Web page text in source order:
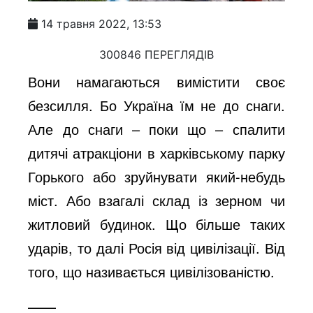
14 травня 2022, 13:53
300846 ПЕРЕГЛЯДІВ
Вони намагаються вимістити своє
безсилля. Бо Україна їм не до снаги.
Але до снаги – поки що – спалити
дитячі атракціони в харківському парку
Горького або зруйнувати який-небудь
міст. Або взагалі склад із зерном чи
житловий будинок. Що більше таких
ударів, то далі Росія від цивілізації. Від
того, що називається цивілізованістю.
——